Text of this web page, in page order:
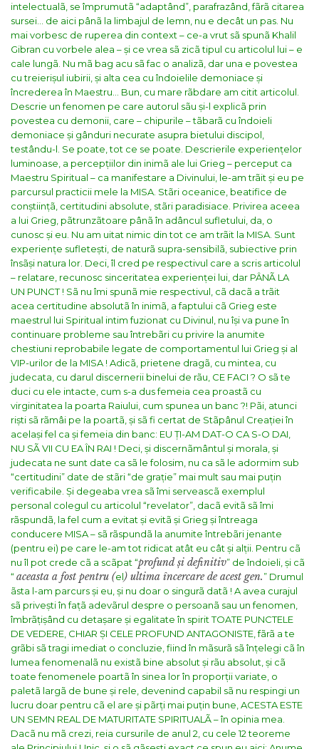
intelectualã, se împrumutã “adaptând”, parafrazând, fãrã citarea
sursei… de aici pânã la limbajul de lemn, nu e decât un pas. Nu
mai vorbesc de ruperea din context – ce-a vrut sã spunã Khalil
Gibran cu vorbele alea – și ce vrea sã zicã tipul cu articolul lui – e
cale lungã. Nu mã bag acu sã fac o analizã, dar una e povestea
cu treierișul iubirii, și alta cea cu îndoielile demoniace și
încrederea în Maestru…
Bun, cu mare rãbdare am citit articolul.
Descrie un fenomen pe care autorul sãu și-l explicã prin
povestea cu demonii, care – chipurile – tãbarã cu îndoieli
demoniace și gânduri necurate asupra bietului discipol,
testându-l. Se poate, tot ce se poate. Descrierile experiențelor
luminoase, a percepțiilor din inimã ale lui Grieg – perceput ca
Maestru Spiritual – ca manifestare a Divinului, le-am trãit și eu pe
parcursul practicii mele la MISA. Stãri oceanice, beatifice de
conștiințã, certitudini absolute, stãri paradisiace. Privirea aceea
a lui Grieg, pãtrunzãtoare pânã în adâncul sufletului, da, o
cunosc și eu. Nu am uitat nimic din tot ce am trãit la MISA. Sunt
experiențe sufletești, de naturã supra-sensibilã, subiective prin
însãși natura lor. Deci, îl cred pe respectivul care a scris articolul
– relatare, recunosc sinceritatea experienței lui, dar PÂNÃ LA
UN PUNCT ! Sã nu îmi spunã mie respectivul, cã dacã a trãit
acea certitudine absolutã în inimã, a faptului cã Grieg este
maestrul lui Spiritual intim fuzionat cu Divinul, nu își va pune în
continuare probleme sau întrebãri cu privire la anumite
chestiuni reprobabile legate de comportamentul lui Grieg și al
VIP-urilor de la MISA ! Adicã, prietene dragã, cu mintea, cu
judecata, cu darul discernerii binelui de rãu, CE FACI ? O sã te
duci cu ele intacte, cum s-a dus femeia cea proastã cu
virginitatea la poarta Raiului, cum spunea un banc ?! Pãi, atunci
riști sã rãmâi pe la poartã, și sã fi certat de Stãpânul Creației în
același fel ca și femeia din banc: EU ȚI-AM DAT-O CA S-O DAI,
NU SÃ VII CU EA ÎN RAI ! Deci, și discernãmântul și morala, și
judecata ne sunt date ca sã le folosim, nu ca sã le adormim sub
“certitudini” date de stãri “de grație” mai mult sau mai puțin
verificabile. Și degeaba vrea sã îmi serveascã exemplul
personal colegul cu articolul “revelator”, dacã evitã sã îmi
rãspundã, la fel cum a evitat și evitã și Grieg și întreaga
conducere MISA – sã rãspundã la anumite întrebãri jenante
(pentru ei) pe care le-am tot ridicat atât eu cât și alții. Pentru cã
nu îl pot crede cã a scãpat “profund și definitiv” de îndoieli, și cã
“ aceasta a fost pentru (el) ultima încercare de acest gen.” Drumul
ãsta l-am parcurs și eu, și nu doar o singurã datã ! A avea curajul
sã privești în fațã adevãrul despre o persoanã sau un fenomen,
îmbrãțișând cu detașare și egalitate în spirit TOATE PUNCTELE
DE VEDERE, CHIAR ȘI CELE PROFUND ANTAGONISTE, fãrã a te
grãbi sã tragi imediat o concluzie, fiind în mãsurã sã înțelegi cã în
lumea fenomenalã nu existã bine absolut și rãu absolut, și cã
toate fenomenele poartã în sinea lor în proporții variate, o
paletã largã de bune și rele, devenind capabil sã nu respingi un
lucru doar pentru cã el are și pãrți mai puțin bune, ACESTA ESTE
UN SEMN REAL DE MATURITATE SPIRITUALÃ – în opinia mea.
Dacã nu mã crezi, reia cursurile de anul 2, cu cele 12 teoreme